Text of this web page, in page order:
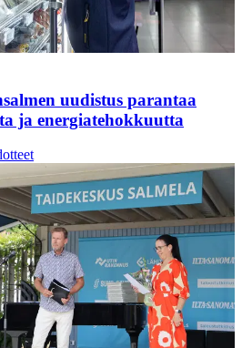
uudistus parantaa
ja energiatehokkuutta